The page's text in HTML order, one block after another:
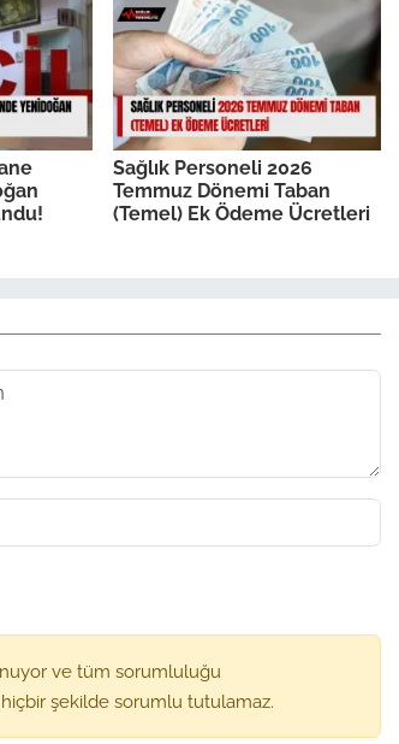
Sağlık Personeli 2026
Temmuz Dönemi Taban
(Temel) Ek Ödeme Ücretleri
ve tüm sorumluluğu
hiçbir şekilde sorumlu tutulamaz.